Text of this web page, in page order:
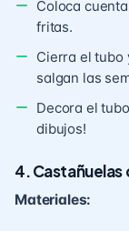
Coloca
fritas.
Cierra el tubo
salgan las
Decora el
dibujos!
4.
Materiales: